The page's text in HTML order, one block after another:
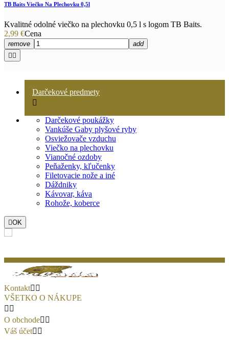
TB Baits Viečko Na Plechovku 0,5l
Kvalitné odolné viečko na plechovku 0,5 l s logom TB Baits.
2,99 €Cena
remove
add
 
Darčekové predmety

Darčekové poukážky
Vankúše Gaby plyšové ryby
Osviežovače vzduchu
Viečko na plechovku
Vianočné ozdoby
Peňaženky, kľučenky
Filetovacie nože a iné
Dáždniky
Kávovar, káva
Rohože, koberce
OK
Kontakt 
VŠETKO O NÁKUPE
 
O obchode 
Váš účet 